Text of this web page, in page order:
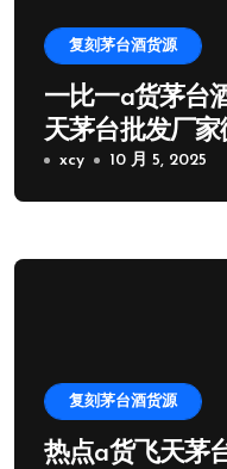
复刻茅台酒货源
一比一a货茅台
天茅台批发厂家
xcy 10 月 5, 2025
复刻茅台酒货源
热点a货飞天茅